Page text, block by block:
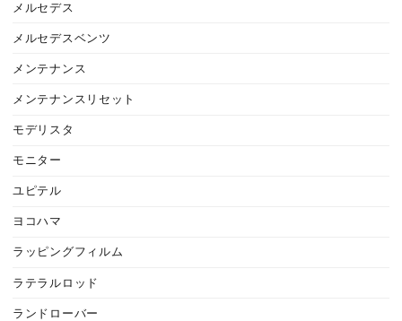
メルセデス
メルセデスベンツ
メンテナンス
メンテナンスリセット
モデリスタ
モニター
ユピテル
ヨコハマ
ラッピングフィルム
ラテラルロッド
ランドローバー